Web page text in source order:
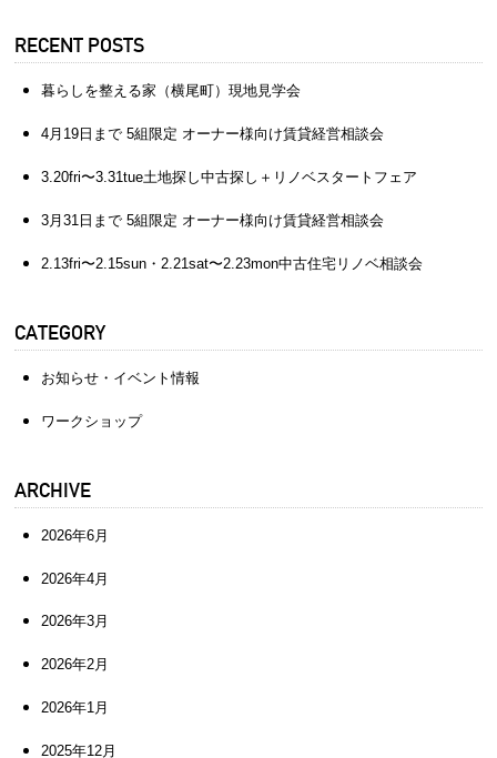
RECENT POSTS
暮らしを整える家（横尾町）現地見学会
4月19日まで 5組限定 オーナー様向け賃貸経営相談会
3.20fri〜3.31tue土地探し中古探し＋リノベスタートフェア
3月31日まで 5組限定 オーナー様向け賃貸経営相談会
2.13fri〜2.15sun・2.21sat〜2.23mon中古住宅リノベ相談会
CATEGORY
お知らせ・イベント情報
ワークショップ
ARCHIVE
2026年6月
2026年4月
2026年3月
2026年2月
2026年1月
2025年12月